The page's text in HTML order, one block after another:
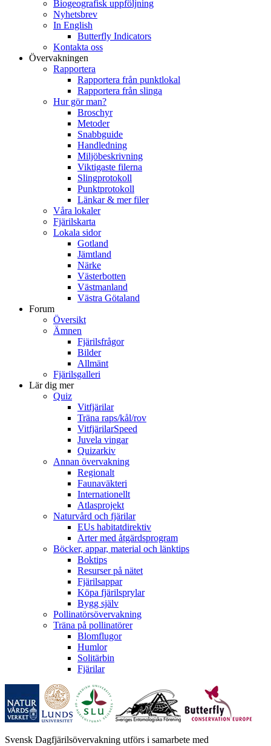
Biogeografisk uppföljning
Nyhetsbrev
In English
Butterfly Indicators
Kontakta oss
Övervakningen
Rapportera
Rapportera från punktlokal
Rapportera från slinga
Hur gör man?
Broschyr
Metoder
Snabbguide
Handledning
Miljöbeskrivning
Viktigaste filerna
Slingprotokoll
Punktprotokoll
Länkar & mer filer
Våra lokaler
Fjärilskarta
Lokala sidor
Gotland
Jämtland
Närke
Västerbotten
Västmanland
Västra Götaland
Forum
Översikt
Ämnen
Fjärilsfrågor
Bilder
Allmänt
Fjärilsgalleri
Lär dig mer
Quiz
Vitfjärilar
Träna raps/kål/rov
VitfjärilarSpeed
Juvela vingar
Quizarkiv
Annan övervakning
Regionalt
Faunaväkteri
Internationellt
Atlasprojekt
Naturvård och fjärilar
EUs habitatdirektiv
Arter med åtgärdsprogram
Böcker, appar, material och länktips
Boktips
Resurser på nätet
Fjärilsappar
Köpa fjärilsprylar
Bygg själv
Pollinatörsövervakning
Träna på pollinatörer
Blomflugor
Humlor
Solitärbin
Fjärilar
Svensk Dagfjärilsövervakning utförs i samarbete med